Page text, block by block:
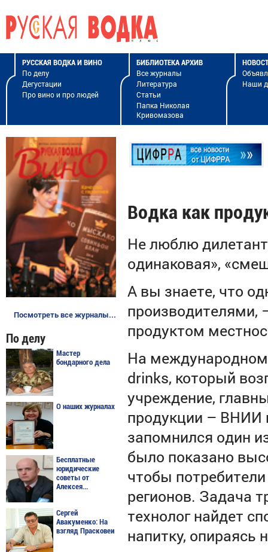
РУССКАЯ ВОДКА И ВИНО
По делу
Дегустации
Про вино и про людей
БИБЛИОТЕКА АРХИВ
Все журналы
Литература
Статьи
Папка Николая
Кривомазова
Наши
Посмотреть все журналы...
По делу
Мастер
бондарного дела
О наших журналах
Бесплатные
юридические
советы от
Алексея...
Сергей
Авакуменко: На
взгляд Прасковеи
Водка как
Не люблю
одинаковая»,
А вы знаете, что
производителями,
продуктом
На
drinks, который
учреждение,
продукции – ВНИИ
запомнился один
было показано
чтобы
регионов. Задача
технолог найдет
напитку,